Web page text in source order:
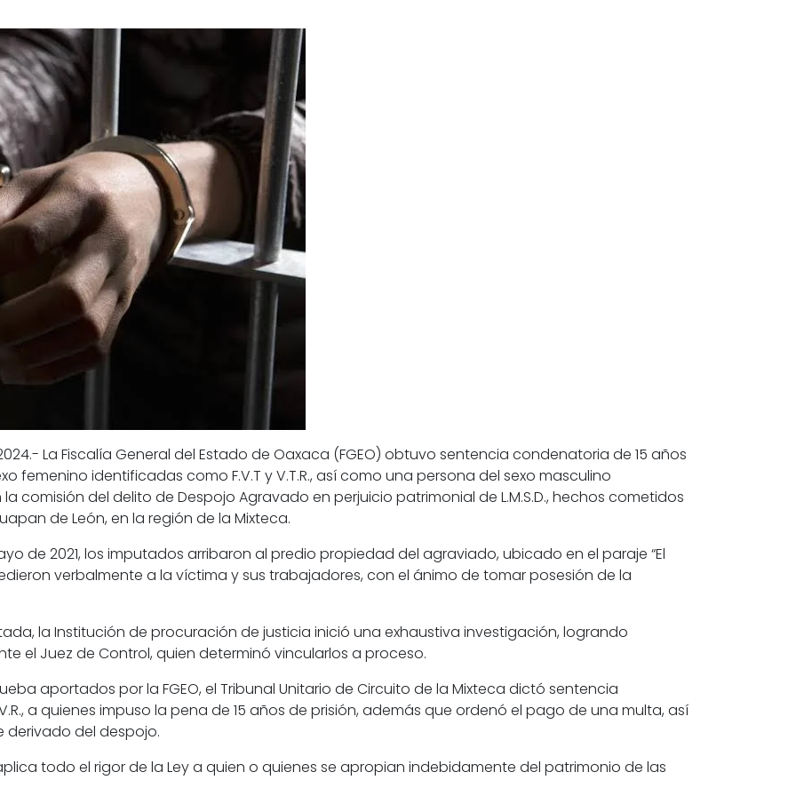
La Fiscalía General del Estado de Oaxaca (FGEO) obtuvo sentencia condenatoria de 15 años
femenino identificadas como F.V.T y V.T.R., así como una persona del sexo masculino
comisión del delito de Despojo Agravado en perjuicio patrimonial de L.M.S.D., hechos cometidos
de León, en la región de la Mixteca.
de 2021, los imputados arribaron al predio propiedad del agraviado, ubicado en el paraje “El
verbalmente a la víctima y sus trabajadores, con el ánimo de tomar posesión de la
la Institución de procuración de justicia inició una exhaustiva investigación, logrando
el Juez de Control, quien determinó vincularlos a proceso.
aportados por la FGEO, el Tribunal Unitario de Circuito de la Mixteca dictó sentencia
a quienes impuso la pena de 15 años de prisión, además que ordenó el pago de una multa, así
derivado del despojo.
todo el rigor de la Ley a quien o quienes se apropian indebidamente del patrimonio de las